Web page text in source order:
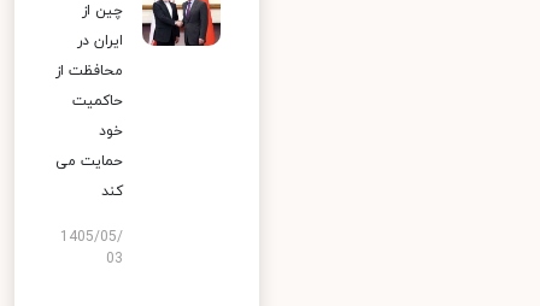
چین از
ایران در
محافظت از
حاکمیت
خود
حمایت می
کند
1405/05/
03